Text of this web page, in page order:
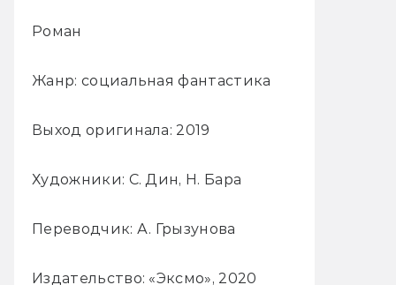
Роман
Жанр: социальная фантастика
Выход оригинала: 2019
Художники: С. Дин, Н. Бара
Переводчик: А. Грызунова
Издательство: «Эксмо», 2020